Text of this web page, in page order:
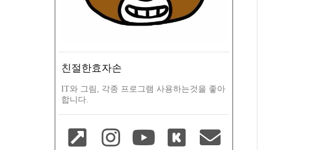
친절한효자손
IT와 그림, 각종 프로그램 사용하는것을 좋아
합니다.